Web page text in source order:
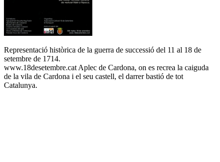
Representació històrica de la guerra de successió del 11 al 18 de
setembre de 1714.
www.18desetembre.cat Aplec de Cardona, on es recrea la caiguda
de la vila de Cardona i el seu castell, el darrer bastió de tot
Catalunya.